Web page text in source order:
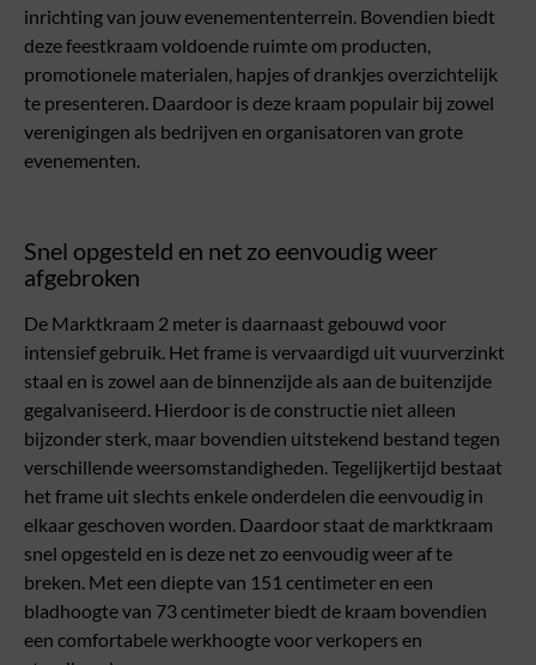
inrichting van jouw evenemententerrein. Bovendien biedt
deze feestkraam voldoende ruimte om producten,
promotionele materialen, hapjes of drankjes overzichtelijk
te presenteren. Daardoor is deze kraam populair bij zowel
verenigingen als bedrijven en organisatoren van grote
evenementen.
Snel opgesteld en net zo eenvoudig weer
afgebroken
De Marktkraam 2 meter is daarnaast gebouwd voor
intensief gebruik. Het frame is vervaardigd uit vuurverzinkt
staal en is zowel aan de binnenzijde als aan de buitenzijde
gegalvaniseerd. Hierdoor is de constructie niet alleen
bijzonder sterk, maar bovendien uitstekend bestand tegen
verschillende weersomstandigheden. Tegelijkertijd bestaat
het frame uit slechts enkele onderdelen die eenvoudig in
elkaar geschoven worden. Daardoor staat de marktkraam
snel opgesteld en is deze net zo eenvoudig weer af te
breken. Met een diepte van 151 centimeter en een
bladhoogte van 73 centimeter biedt de kraam bovendien
een comfortabele werkhoogte voor verkopers en